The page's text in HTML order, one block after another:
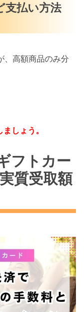
支払い方法
、高額商品のみ分
しょう。
フトカー
質受取額